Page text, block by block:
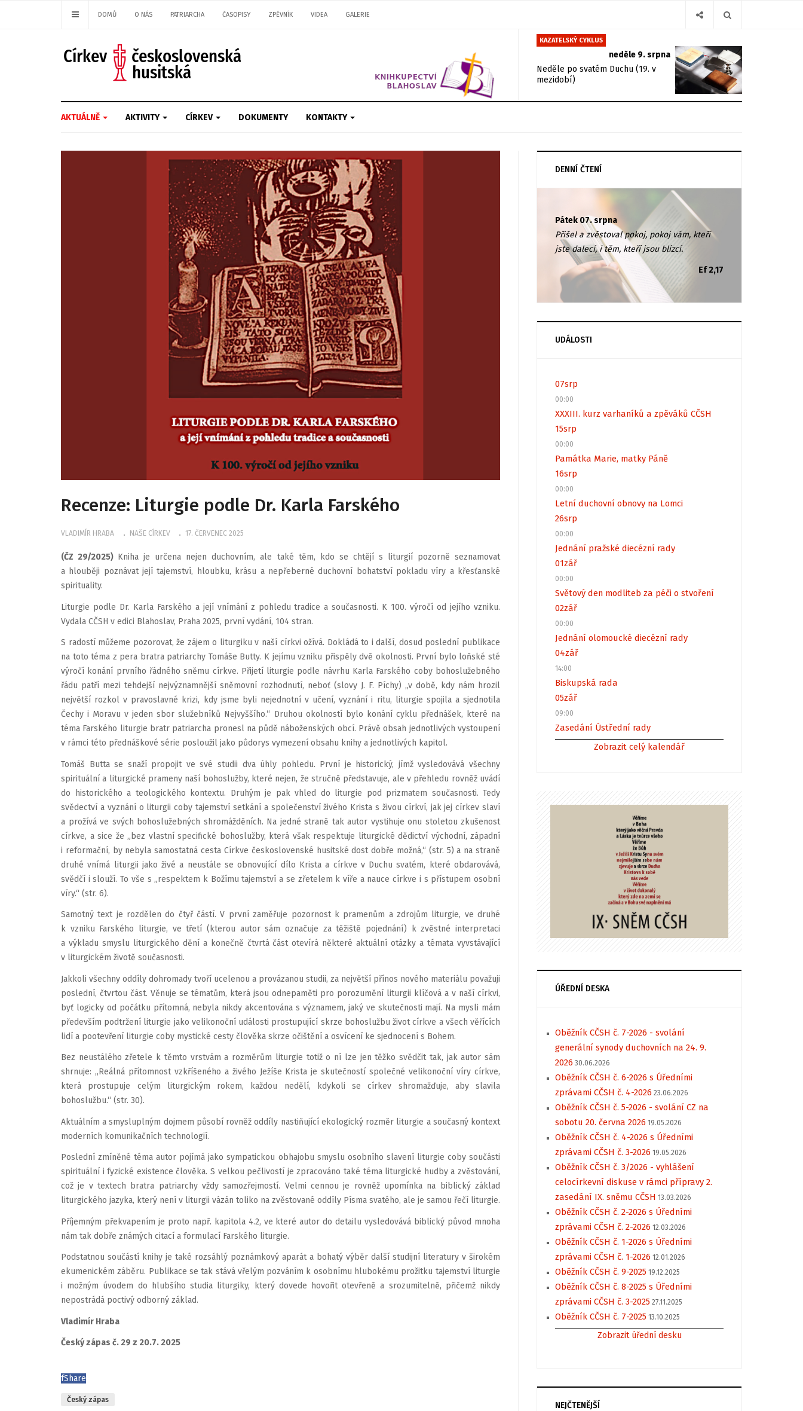
DOMŮ O NÁS PATRIARCHA ČASOPISY ZPĚVNÍK VIDEA GALERIE
KAZATELSKÝ CYKLUS
neděle 9. srpna
Neděle po svatém Duchu (19. v
mezidobí)
AKTUÁLNĚ AKTIVITY CÍRKEV DOKUMENTY KONTAKTY
Recenze: Liturgie podle Dr. Karla Farského
VLADIMÍR HRABA NAŠE CÍRKEV 17. ČERVENEC 2025
(ČZ 29/2025) Kniha je určena nejen duchovním, ale také těm, kdo se chtějí s liturgií pozorně seznamovat
a hlouběji poznávat její tajemství, hloubku, krásu a nepřeberné duchovní bohatství pokladu víry a křesťanské
spirituality.
Liturgie podle Dr. Karla Farského a její vnímání z pohledu tradice a současnosti. K 100. výročí od jejího vzniku.
Vydala CČSH v edici Blahoslav, Praha 2025, první vydání, 104 stran.
S radostí můžeme pozorovat, že zájem o liturgiku v naší církvi ožívá. Dokládá to i další, dosud poslední publikace
na toto téma z pera bratra patriarchy Tomáše Butty. K jejímu vzniku přispěly dvě okolnosti. První bylo loňské sté
výročí konání prvního řádného sněmu církve. Přijetí liturgie podle návrhu Karla Farského coby bohoslužebného
řádu patří mezi tehdejší nejvýznamnější sněmovní rozhodnutí, neboť (slovy J. F. Píchy) „v době, kdy nám hrozil
největší rozkol v pravoslavné krizi, kdy jsme byli nejednotní v učení, vyznání i ritu, liturgie spojila a sjednotila
Čechy i Moravu v jeden sbor služebníků Nejvyššího.“ Druhou okolností bylo konání cyklu přednášek, které na
téma Farského liturgie bratr patriarcha pronesl na půdě náboženských obcí. Právě obsah jednotlivých vystoupení
v rámci této přednáškové série posloužil jako půdorys vymezení obsahu knihy a jednotlivých kapitol.
Tomáš Butta se snaží propojit ve své studii dva úhly pohledu. První je historický, jímž vysledovává všechny
spirituální a liturgické prameny naší bohoslužby, které nejen, že stručně představuje, ale v přehledu rovněž uvádí
do historického a teologického kontextu. Druhým je pak vhled do liturgie pod prizmatem současnosti. Tedy
svědectví a vyznání o liturgii coby tajemství setkání a společenství živého Krista s živou církví, jak jej církev slaví
a prožívá ve svých bohoslužebných shromážděních. Na jedné straně tak autor vystihuje onu stoletou zkušenost
církve, a sice že „bez vlastní specifické bohoslužby, která však respektuje liturgické dědictví východní, západní
i reformační, by nebyla samostatná cesta Církve československé husitské dost dobře možná,“ (str. 5) a na straně
druhé vnímá liturgii jako živé a neustále se obnovující dílo Krista a církve v Duchu svatém, které obdarovává,
svědčí i slouží. To vše s „respektem k Božímu tajemství a se zřetelem k víře a nauce církve i s přístupem osobní
víry.“ (str. 6).
Samotný text je rozdělen do čtyř částí. V první zaměřuje pozornost k pramenům a zdrojům liturgie, ve druhé
k vzniku Farského liturgie, ve třetí (kterou autor sám označuje za těžiště pojednání) k zvěstné interpretaci
a výkladu smyslu liturgického dění a konečně čtvrtá část otevírá některé aktuální otázky a témata vyvstávající
v liturgickém životě současnosti.
Jakkoli všechny oddíly dohromady tvoří ucelenou a provázanou studii, za největší přínos nového materiálu považuji
poslední, čtvrtou část. Věnuje se tématům, která jsou odnepaměti pro porozumění liturgii klíčová a v naší církvi,
byť logicky od počátku přítomná, nebyla nikdy akcentována s významem, jaký ve skutečnosti mají. Na mysli mám
především podtržení liturgie jako velikonoční události prostupující skrze bohoslužbu život církve a všech věřících
lidí a pootevření liturgie coby mystické cesty člověka skrze očištění a osvícení ke sjednocení s Bohem.
Bez neustálého zřetele k těmto vrstvám a rozměrům liturgie totiž o ní lze jen těžko svědčit tak, jak autor sám
shrnuje: „Reálná přítomnost vzkříšeného a živého Ježíše Krista je skutečností společné velikonoční víry církve,
která prostupuje celým liturgickým rokem, každou nedělí, kdykoli se církev shromažďuje, aby slavila
bohoslužbu.“ (str. 30).
Aktuálním a smysluplným dojmem působí rovněž oddíly nastiňující ekologický rozměr liturgie a současný kontext
moderních komunikačních technologií.
Poslední zmíněné téma autor pojímá jako sympatickou obhajobu smyslu osobního slavení liturgie coby součásti
spirituální i fyzické existence člověka. S velkou pečlivostí je zpracováno také téma liturgické hudby a zvěstování,
což je v textech bratra patriarchy vždy samozřejmostí. Velmi cennou je rovněž upomínka na biblický základ
liturgického jazyka, který není v liturgii vázán toliko na zvěstované oddíly Písma svatého, ale je samou řečí liturgie.
Příjemným překvapením je proto např. kapitola 4.2, ve které autor do detailu vysledovává biblický původ mnoha
nám tak dobře známých citací a formulací Farského liturgie.
Podstatnou součástí knihy je také rozsáhlý poznámkový aparát a bohatý výběr další studijní literatury v širokém
ekumenickém záběru. Publikace se tak stává vřelým pozváním k osobnímu hlubokému prožitku tajemství liturgie
i možným úvodem do hlubšího studia liturgiky, který dovede hovořit otevřeně a srozumitelně, přičemž nikdy
nepostrádá poctivý odborný základ.
Vladimír Hraba
Český zápas č. 29 z 20.7. 2025
fShare
Český zápas
DENNÍ ČTENÍ
Pátek 07. srpna
Přišel a zvěstoval pokoj, pokoj vám, kteří
jste dalecí, i těm, kteří jsou blízcí.
Ef 2,17
UDÁLOSTI
07srp
00:00
XXXIII. kurz varhaníků a zpěváků CČSH
15srp
00:00
Památka Marie, matky Páně
16srp
00:00
Letní duchovní obnovy na Lomci
26srp
00:00
Jednání pražské diecézní rady
01zář
00:00
Světový den modliteb za péči o stvoření
02zář
00:00
Jednání olomoucké diecézní rady
04zář
14:00
Biskupská rada
05zář
09:00
Zasedání Ústřední rady
Zobrazit celý kalendář
ÚŘEDNÍ DESKA
Oběžník CČSH č. 7-2026 - svolání
generální synody duchovních na 24. 9.
2026 30.06.2026
Oběžník CČSH č. 6-2026 s Úředními
zprávami CČSH č. 4-2026 23.06.2026
Oběžník CČSH č. 5-2026 - svolání CZ na
sobotu 20. června 2026 19.05.2026
Oběžník CČSH č. 4-2026 s Úředními
zprávami CČSH č. 3-2026 19.05.2026
Oběžník CČSH č. 3/2026 - vyhlášení
celocírkevní diskuse v rámci přípravy 2.
zasedání IX. sněmu CČSH 13.03.2026
Oběžník CČSH č. 2-2026 s Úředními
zprávami CČSH č. 2-2026 12.03.2026
Oběžník CČSH č. 1-2026 s Úředními
zprávami CČSH č. 1-2026 12.01.2026
Oběžník CČSH č. 9-2025 19.12.2025
Oběžník CČSH č. 8-2025 s Úředními
zprávami CČSH č. 3-2025 27.11.2025
Oběžník CČSH č. 7-2025 13.10.2025
Zobrazit úřední desku
NEJČTENĚJŠÍ